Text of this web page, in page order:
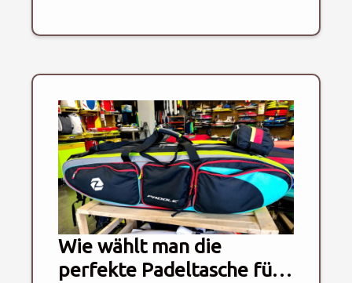
Wie wählt man die
perfekte Padeltasche für